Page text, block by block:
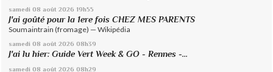
samedi 08 août 2026 19h55
J'ai goûté pour la 1ere fois CHEZ MES PARENTS
Soumaintrain (fromage) — Wikipédia
samedi 08 août 2026 08h39
J'ai lu hier: Guide Vert Week & GO - Rennes -...
samedi 08 août 2026 08h29